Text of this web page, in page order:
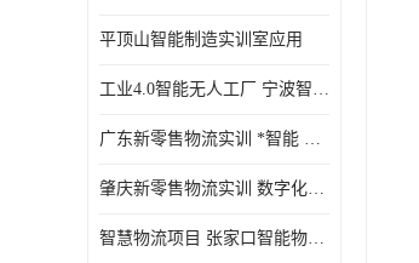
平顶山智能制造实训室应用
工业4.0智能无人工厂 宁波智能制造仿真项目
广东新零售物流实训 *智能 实战演练型
肇庆新零售物流实训 数字化赋能 创新实践
智慧物流项目 张家口智能物流装备